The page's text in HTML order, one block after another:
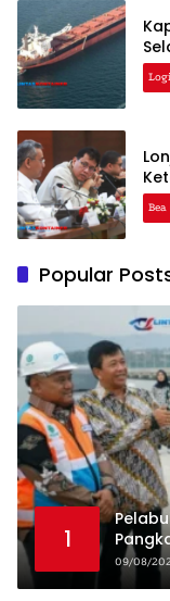
Popular
1
09/08/